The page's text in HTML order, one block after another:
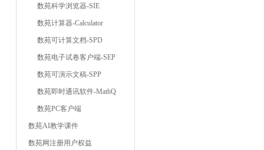
数苑科学浏览器-SIE
数苑计算器-Calculator
数苑可计算文档-SPD
数苑电子试卷客户端-SEP
数苑可演示文稿-SPP
数苑即时通讯软件-MathQ
数苑PC客户端
数苑AI教学课件
数苑网注册用户权益